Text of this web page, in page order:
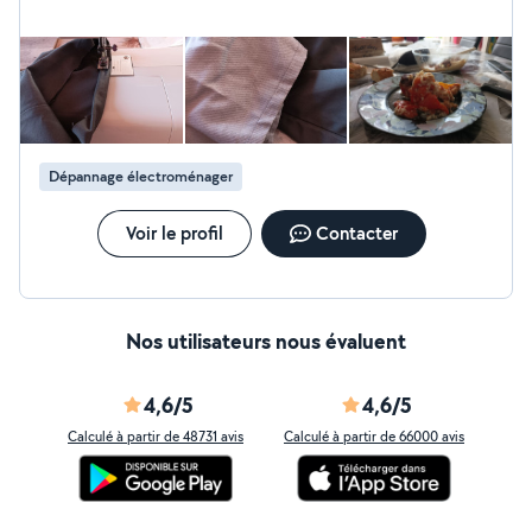
Dépannage électroménager
Voir le profil Contacter
Nos utilisateurs nous évaluent
4,6/5
Calculé à partir de 48731 avis
4,6/5
Calculé à partir de 66000 avis